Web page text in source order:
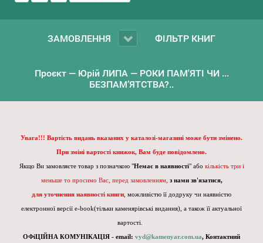
ЗАМОВЛЕННЯ ФІЛЬТР КНИГ
Проєкт — Юрій ЛИПА — РОКИ ПАМ'ЯТІ ЧИ ...
БЕЗПАМ’ЯТСТВА?..
Увага!!! Вартість видань вказаних у каталозі-магазині може бути змінено.
При зміні вартості книжок, Вам буде повідомлено.
Якщо Ви замовляєте товар з позначкою "Немає в наявності" або кількість три і
меньше то просимо Вас, перед замовленням, з нами зв'язатися,
для уточнення наявності книги , можливістю її додруку чи наявністю
електронної версії e-book(тільки каменярівські видання), а також її актуальної
вартості.
ОФіЦІЙНА КОМУНІКАЦІЯ - email: vyd@kamenyar.com.ua, Контактний